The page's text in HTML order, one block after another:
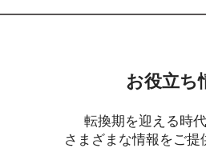
お役立ち
転換期を迎える時
さまざまな情報をご提